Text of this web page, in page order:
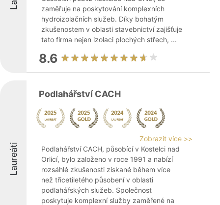
zaměřuje na poskytování komplexních
hydroizolačních služeb. Díky bohatým
zkušenostem v oblasti stavebnictví zajišťuje
tato firma nejen izolaci plochých střech, ...
8.6
Laureáti
Podlahářství CACH
Zobrazit více >>
Podlahářství CACH, působící v Kostelci nad
Orlicí, bylo založeno v roce 1991 a nabízí
rozsáhlé zkušenosti získané během více
než třicetiletého působení v oblasti
podlahářských služeb. Společnost
poskytuje komplexní služby zaměřené na